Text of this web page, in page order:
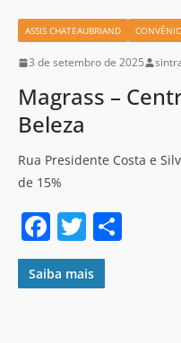
o
o
k
ASSIS CHATEAUBRIAND
3 de setembro de 2025
Magrass –
Beleza
Rua Presidente Costa e
de 15%
F
a
c
T
w
itt
Saiba mais